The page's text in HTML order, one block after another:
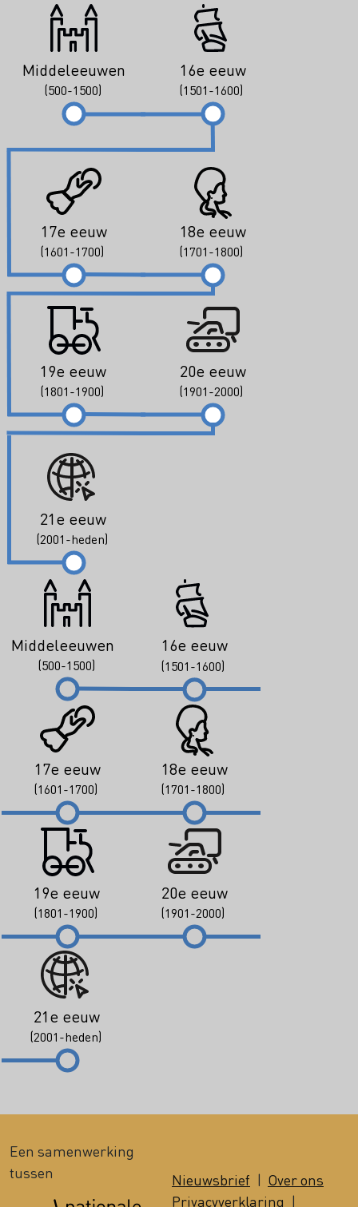
Middeleeuwen
(500-1500)
16e eeuw
(1501-1600)
17e eeuw
(1601-1700)
18e eeuw
(1701-1800)
19e eeuw
(1801-1900)
20e eeuw
(1901-2000)
21e eeuw
(2001-heden)
Middeleeuwen
(500-1500)
16e eeuw
(1501-1600)
17e eeuw
(1601-1700)
18e eeuw
(1701-1800)
19e eeuw
(1801-1900)
20e eeuw
(1901-2000)
21e eeuw
(2001-heden)
Een samenwerking
tussen
Nieuwsbrief | Over ons
Privacyverklaring |